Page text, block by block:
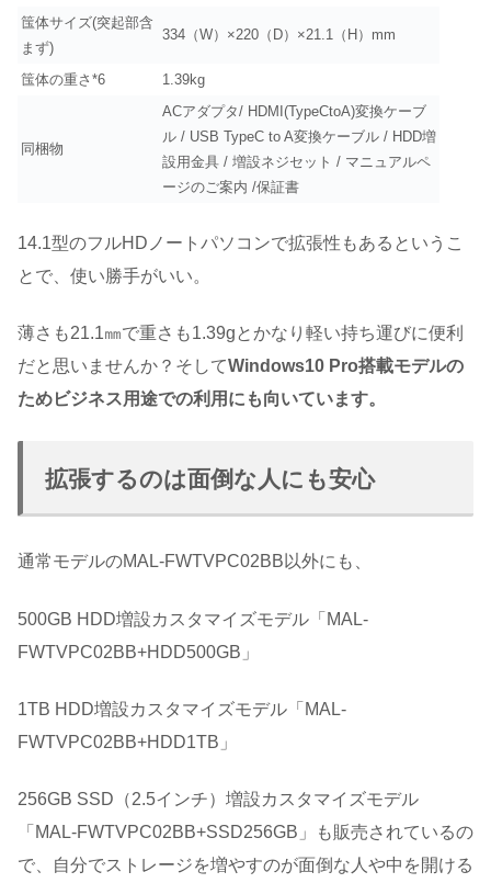
筺体サイズ(突起部含
まず)
334（W）×220（D）×21.1（H）mm
筺体の重さ*6 1.39kg
同梱物
ACアダプタ/ HDMI(TypeCtoA)変換ケーブ
ル / USB TypeC to A変換ケーブル / HDD増
設用金具 / 増設ネジセット / マニュアルペ
ージのご案内 /保証書
14.1型のフルHDノートパソコンで拡張性もあるというこ
とで、使い勝手がいい。
薄さも21.1㎜で重さも1.39gとかなり軽い持ち運びに便利
だと思いませんか？そしてWindows10 Pro搭載モデルの
ためビジネス用途での利用にも向いています。
拡張するのは面倒な人にも安心
通常モデルのMAL-FWTVPC02BB以外にも、
500GB HDD増設カスタマイズモデル「MAL-
FWTVPC02BB+HDD500GB」
1TB HDD増設カスタマイズモデル「MAL-
FWTVPC02BB+HDD1TB」
256GB SSD（2.5インチ）増設カスタマイズモデル
「MAL-FWTVPC02BB+SSD256GB」も販売されているの
で、自分でストレージを増やすのが面倒な人や中を開ける